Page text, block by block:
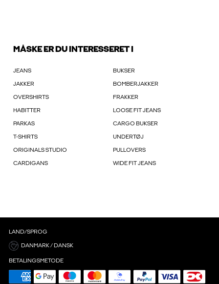
MÅSKE ER DU INTERESSERET I
JEANS BUKSER
JAKKER BOMBERJAKKER
OVERSHIRTS FRAKKER
HABITTER LOOSE FIT JEANS
PARKAS CARGO BUKSER
T-SHIRTS UNDERTØJ
ORIGINALS STUDIO PULLOVERS
CARDIGANS WIDE FIT JEANS
LAND/SPROG
DANMARK / DANSK
BETALINGSMETODE